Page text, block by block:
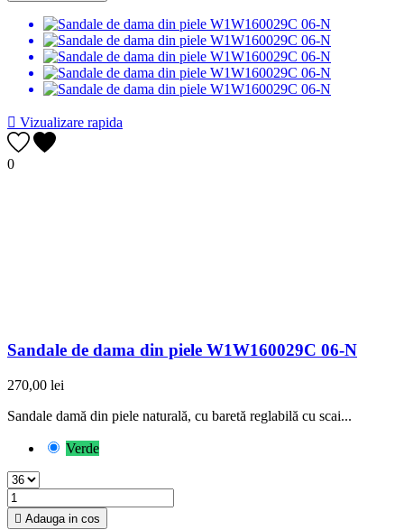
 Vizualizare rapida
0
Sandale de dama din piele W1W160029C 06-N
270,00 lei
Sandale damă din piele naturală, cu baretă reglabilă cu scai...
Verde
 Adauga in cos